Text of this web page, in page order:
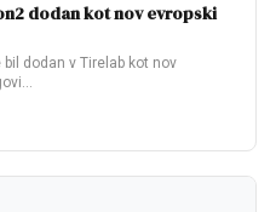
dodan kot nov evropski
dodan v Tirelab kot nov